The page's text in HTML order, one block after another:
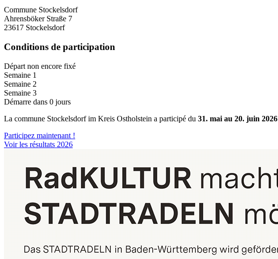
Commune Stockelsdorf
Ahrensböker Straße 7
23617 Stockelsdorf
Conditions de participation
Départ non encore fixé
Semaine 1
Semaine 2
Semaine 3
Démarre dans 0 jours
La commune Stockelsdorf im Kreis Ostholstein a participé du 31. mai au 20. juin 2026
Participez maintenant !
Voir les résultats 2026